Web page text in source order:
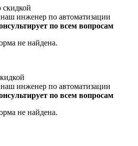
скидкой
инженер по автоматизации
по всем вопросам
не найдена.
инженер по автоматизации
по всем вопросам
не найдена.